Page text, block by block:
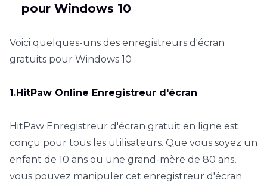
pour Windows 10
Voici quelques-uns des enregistreurs d'écran
gratuits pour Windows 10 :
1.HitPaw Online Enregistreur d'écran
HitPaw Enregistreur d'écran gratuit en ligne est
conçu pour tous les utilisateurs. Que vous soyez un
enfant de 10 ans ou une grand-mère de 80 ans,
vous pouvez manipuler cet enregistreur d'écran